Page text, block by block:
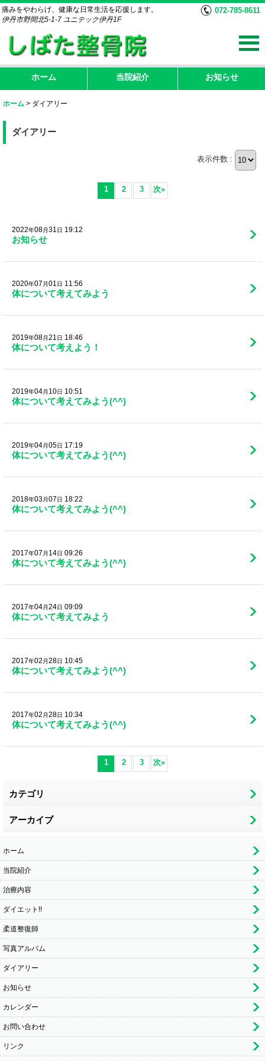
痛みをやわらげ、健康な日常生活を応援します。
伊丹市野間北5-1-7 ユニテック伊丹1F
072-785-8611
ホーム 当院紹介 お知らせ
ホーム > ダイアリー
ダイアリー
表示件数 :
1 2 3 次»
2022年08月31 日 19:12
お知らせ
2020年07 月01 日 11:56
体について考えてみよう
2019年08月21 日 18:46
体について考えよう！
2019年04月 10日 10:51
体について考えてみよう(^^)
2019年04月05日 17:19
体について考えてみよう(^^)
2018年03月07日 18:22
体について考えてみよう(^^)
2017年07 月 14日 09:26
体について考えてみよう(^^)
2017年04月24日 09:09
体について考えてみよう
2017年02 月28日 10:45
体について考えてみよう(^^)
2017年02 月28日 10:34
体について考えてみよう(^^)
1 2 3 次»
カテゴリ
アーカイブ
ホーム
当院紹介
治療内容
ダイエット!!
柔道整復師
写真アルバム
ダイアリー
お知らせ
カレンダー
お問い合わせ
リンク